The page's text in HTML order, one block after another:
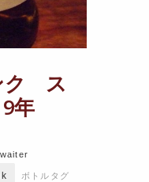
ク ス
年
waiter
ボトルタグ